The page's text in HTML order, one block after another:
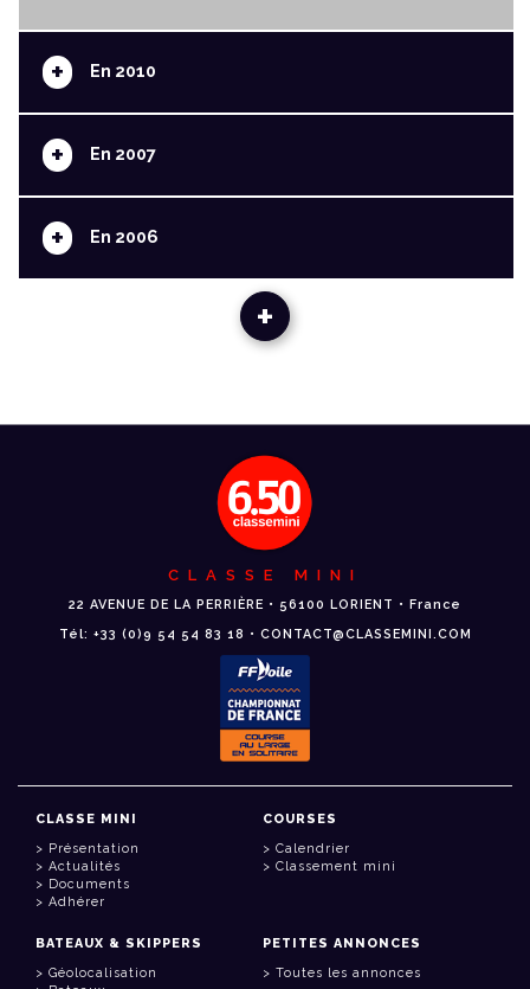
+ En 2010
+ En 2007
+ En 2006
+
CLASSE MINI
22 AVENUE DE LA PERRIÈRE • 56100 LORIENT • France
Tél: +33 (0)9 54 54 83 18 • CONTACT@CLASSEMINI.COM
CLASSE MINI
Présentation
Actualités
Documents
Adhérer
COURSES
Calendrier
Classement mini
BATEAUX & SKIPPERS
Géolocalisation
PETITES ANNONCES
Toutes les annonces